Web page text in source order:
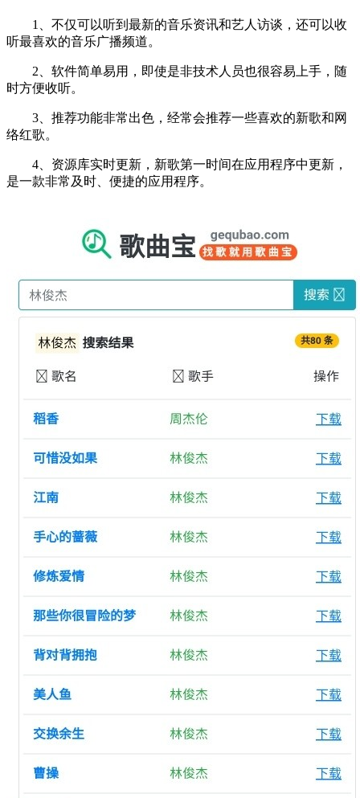
1、不仅可以听到最新的音乐资讯和艺人访谈，还可以收
听最喜欢的音乐广播频道。
2、软件简单易用，即使是非技术人员也很容易上手，随
时方便收听。
3、推荐功能非常出色，经常会推荐一些喜欢的新歌和网
络红歌。
4、资源库实时更新，新歌第一时间在应用程序中更新，
是一款非常及时、便捷的应用程序。